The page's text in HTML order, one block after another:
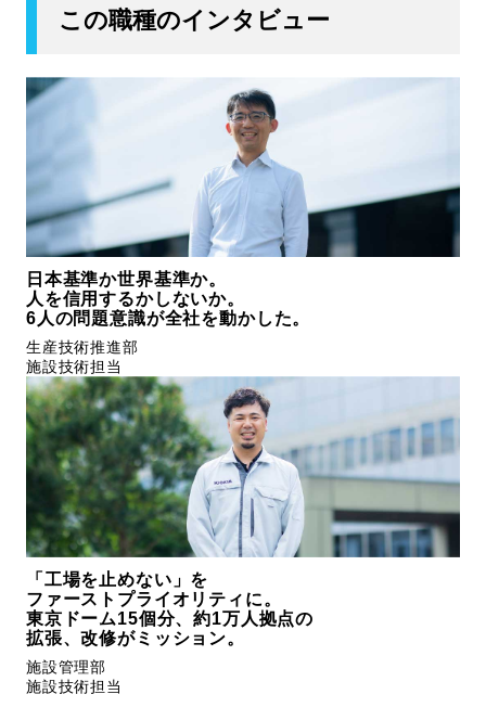
この職種のインタビュー
日本基準か世界基準か。
人を信用するかしないか。
6人の問題意識が全社を動かした。
生産技術推進部
施設技術担当
「工場を止めない」を
ファーストプライオリティに。
東京ドーム15個分、約1万人拠点の
拡張、改修がミッション。
施設管理部
施設技術担当